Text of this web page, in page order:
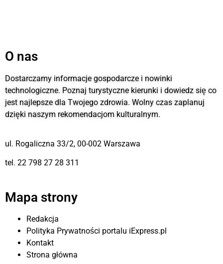
O nas
Dostarczamy informacje gospodarcze i nowinki
technologiczne. Poznaj turystyczne kierunki i dowiedz się co
jest najlepsze dla Twojego zdrowia. Wolny czas zaplanuj
dzięki naszym rekomendacjom kulturalnym.
ul. Rogaliczna 33/2, 00-002 Warszawa
tel. 22 798 27 28 311
Mapa strony
Redakcja
Polityka Prywatności portalu iExpress.pl
Kontakt
Strona główna